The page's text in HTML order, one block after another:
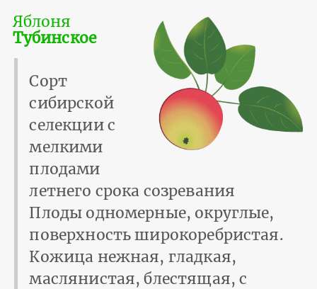
Яблоня
Тубинское
Сорт
сибирской
селекции с
мелкими
плодами
летнего срока созревания
Плоды одномерные, округлые,
поверхность широкоребристая.
Кожица нежная, гладкая,
маслянистая, блестящая, с